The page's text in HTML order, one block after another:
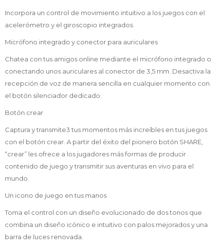
Incorpora un control de movimiento intuitivo a los juegos con el
acelerómetro y el giroscopio integrados.
Micrófono integrado y conector para auriculares
Chatea con tus amigos online mediante el micrófono integrado o
conectando unos auriculares al conector de 3,5 mm. Desactiva la
recepción de voz de manera sencilla en cualquier momento con
el botón silenciador dedicado.
Botón crear
Captura y transmite3 tus momentos más increíbles en tus juegos
con el botón crear. A partir del éxito del pionero botón SHARE,
“crear” les ofrece a los jugadores más formas de producir
contenido de juego y transmitir sus aventuras en vivo para el
mundo.
Un icono de juego en tus manos
Toma el control con un diseño evolucionado de dos tonos que
combina un diseño icónico e intuitivo con palos mejorados y una
barra de luces renovada.